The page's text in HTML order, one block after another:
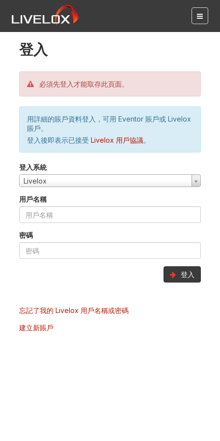
登入
必須先登入才能取存此頁面。
用詳細的賬戶資料登入，可用 Eventor 賬戶或 Livelox
賬戶。
登入後即表示已接受 Livelox 用戶協議。
登入系統
Livelox
用戶名稱
密碼
登入
忘記了我的 Livelox 用戶名稱或密碼
建立新賬戶